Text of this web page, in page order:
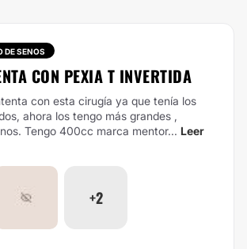
DE SENOS
CON PEXIA T INVERTIDA
con esta cirugía ya que tenía los
ahora los tengo más grandes ,
Tengo 400cc marca mentor... Leer
+2